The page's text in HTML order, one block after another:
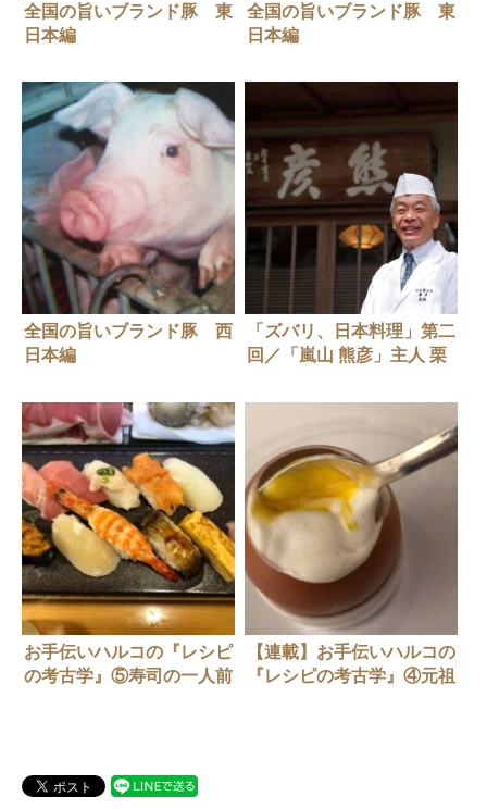
全国の旨いブランド豚 東
日本編
全国の旨いブランド豚 東
日本編
全国の旨いブランド豚 西
日本編
「ズバリ、日本料理」第二
回／「嵐山 熊彦」主人 栗
演出
お手伝いハルコの『レシピ
の考古学』⑤寿司の一人前
【連載】お手伝いハルコの
『レシピの考古学』④元祖